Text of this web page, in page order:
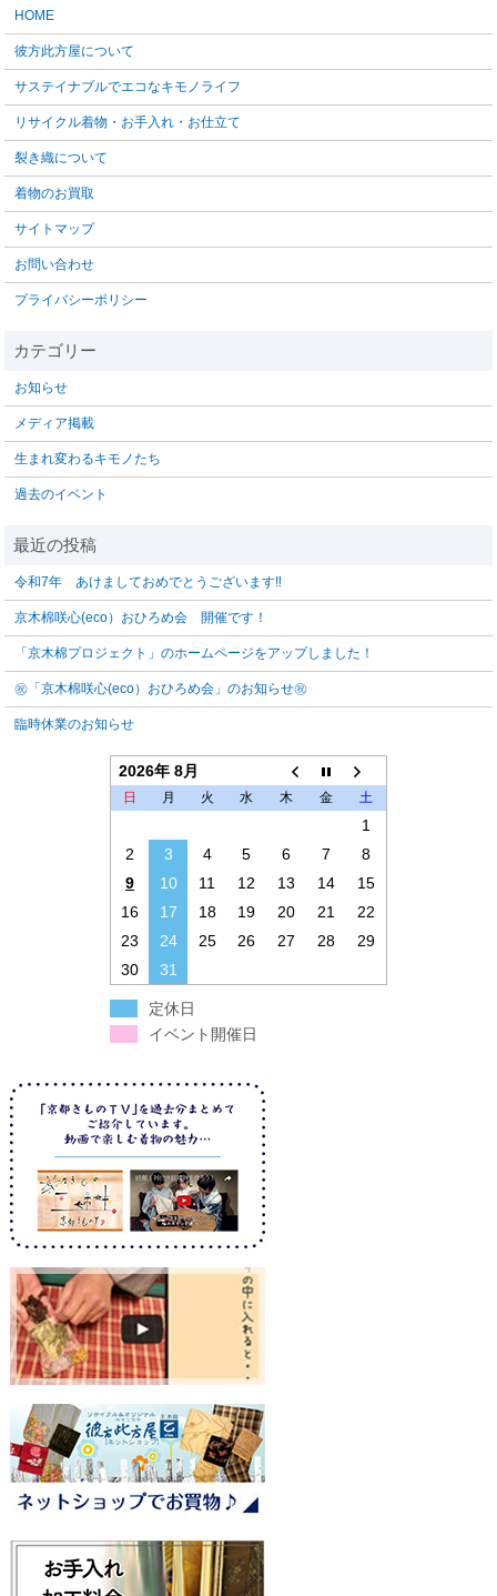
HOME
彼方此方屋について
サステイナブルでエコなキモノライフ
リサイクル着物・お手入れ・お仕立て
裂き織について
着物のお買取
サイトマップ
お問い合わせ
プライバシーポリシー
お知らせ
メディア掲載
生まれ変わるキモノたち
過去のイベント
令和7年 あけましておめでとうございます‼️
京木棉咲心(eco）おひろめ会 開催です！
「京木棉プロジェクト」のホームページをアップしました！
㊗「京木棉咲心(eco）おひろめ会」のお知らせ㊗
臨時休業のお知らせ
2026年 8月
日 月 火 水 木 金 土
1
2
3 4 5 6 7
8
9
10 11 12 13 14
15
16
17 18 19 20 21
22
23
24 25 26 27 28
29
30
31
定休日
イベント開催日